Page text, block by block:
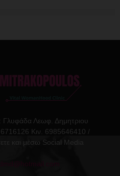
Λεωφ. Δημητριου
Κιν. 6985646410 /
και μέσω Social Media